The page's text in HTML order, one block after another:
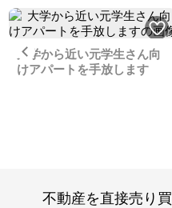
Previous
大学から近い元学生さん向
けアパートを手放します
不動産を直接売り